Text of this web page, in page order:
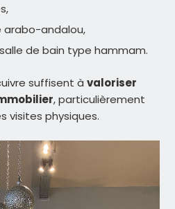
arabo-andalou,
de bain type hammam.
suffisent à valoriser
, particulièrement
visites physiques.